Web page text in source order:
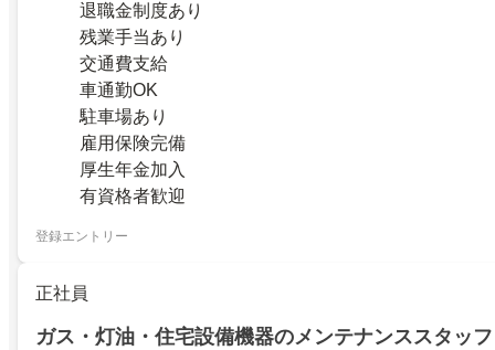
退職金制度あり
残業手当あり
交通費支給
車通勤OK
駐車場あり
雇用保険完備
厚生年金加入
有資格者歓迎
登録エントリー
正社員
ガス・灯油・住宅設備機器のメンテナンススタッフ